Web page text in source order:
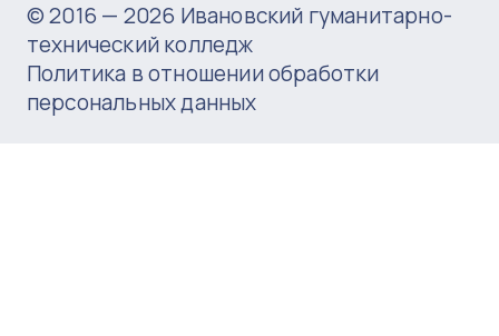
© 2016 — 2026 Ивановский гуманитарно-
технический колледж
Политика в отношении обработки
персональных данных